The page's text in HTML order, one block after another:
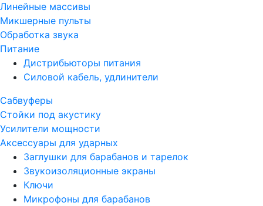
Линейные массивы
Микшерные пульты
Обработка звука
Питание
Дистрибьюторы питания
Силовой кабель, удлинители
Сабвуферы
Стойки под акустику
Усилители мощности
Аксессуары для ударных
Заглушки для барабанов и тарелок
Звукоизоляционные экраны
Ключи
Микрофоны для барабанов